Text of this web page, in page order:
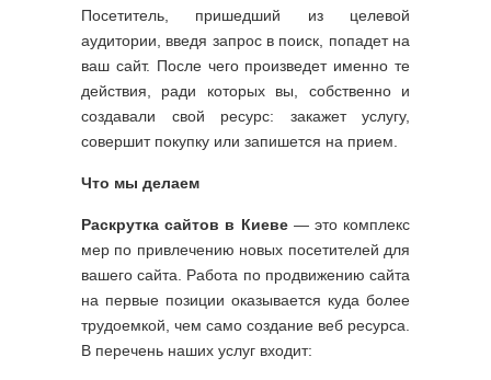
Посетитель, пришедший из целевой
аудитории, введя запрос в поиск, попадет на
ваш сайт. После чего произведет именно те
действия, ради которых вы, собственно и
создавали свой ресурс: закажет услугу,
совершит покупку или запишется на прием.
Что мы делаем
Раскрутка сайтов в Киеве— это комплекс
мер по привлечению новых посетителей для
вашего сайта. Работа по продвижению сайта
на первые позиции оказывается куда более
трудоемкой, чем само создание веб ресурса.
В перечень наших услуг входит: